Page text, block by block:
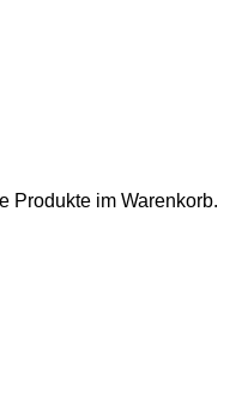
Produkte im Warenkorb.